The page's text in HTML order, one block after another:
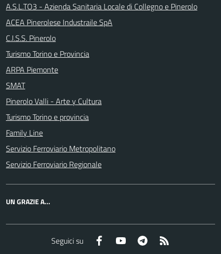
A.S.L.TO3 - Azienda Sanitaria Locale di Collegno e Pinerolo
ACEA Pinerolese Industraile SpA
C.I.S.S. Pinerolo
Turismo Torino e Provincia
ARPA Piemonte
SMAT
Pinerolo Valli - Arte y Cultura
Turismo Torino e provincia
Family Line
Servizio Ferroviario Metropolitano
Servizio Ferroviario Regionale
UN GRAZIE A...
Seguici su Facebook YouTube Telegram